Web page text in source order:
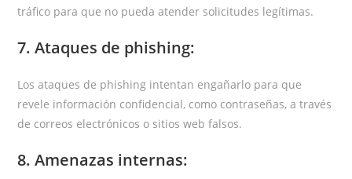
tráfico para que no pueda atender solicitudes legítimas.
7. Ataques de phishing:
Los ataques de phishing intentan engañarlo para que
revele información confidencial, como contraseñas, a través
de correos electrónicos o sitios web falsos.
8. Amenazas internas: